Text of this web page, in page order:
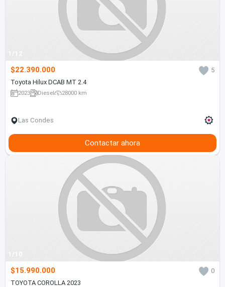
1/12
$22.390.000
5
Toyota Hilux DCAB MT 2.4
2023 Diesel 28000 km
Las Condes
Contactar ahora
1/10
$15.990.000
0
TOYOTA COROLLA 2023